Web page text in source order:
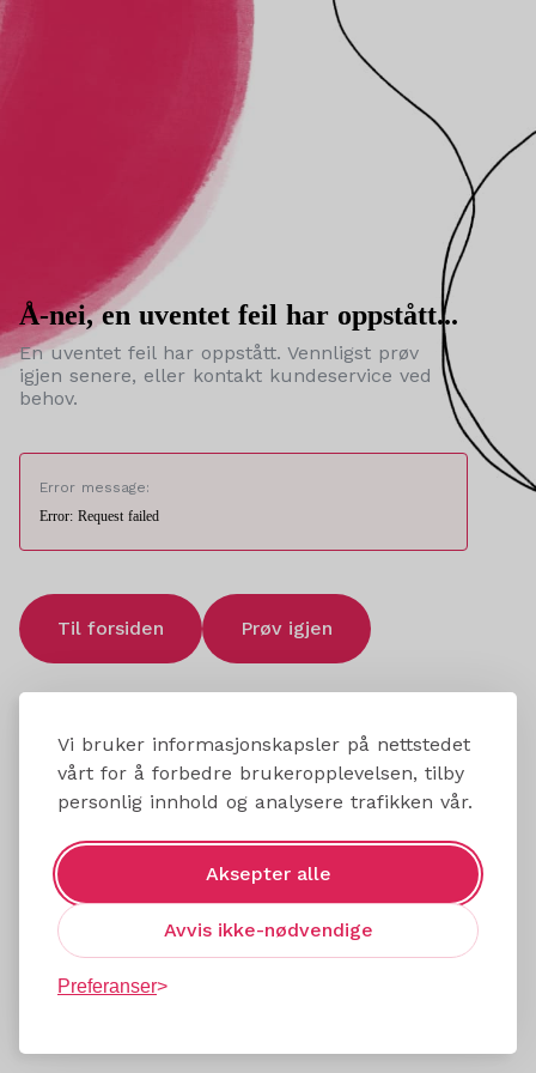
Vi bruker informasjonskapsler på nettstedet
vårt for å forbedre brukeropplevelsen, tilby
personlig innhold og analysere trafikken vår.
Aksepter alle
Avvis ikke-nødvendige
Preferanser
Å-nei, en uventet feil har oppstått...
En uventet feil har oppstått. Vennligst prøv
igjen senere, eller kontakt kundeservice ved
behov.
Error message:
Error: Request failed
Til forsiden Prøv igjen